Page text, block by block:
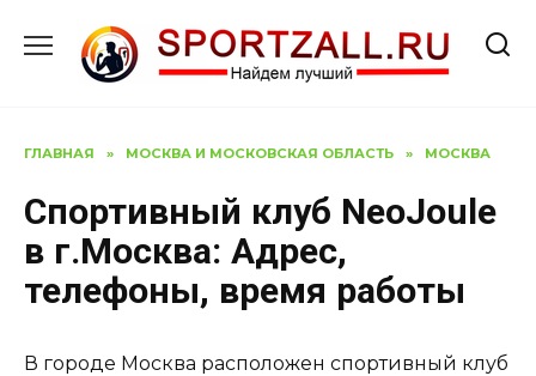
содержанию
ГЛАВНАЯ » МОСКВА И МОСКОВСКАЯ ОБЛАСТЬ » МОСКВА
Спортивный клуб NeoJoule
в г.Москва: Адрес,
телефоны, время работы
В городе Москва расположен спортивный клуб